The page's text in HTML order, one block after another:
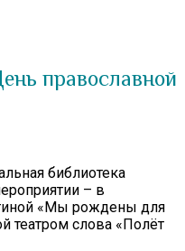
православной
библиотека
– в
«Мы рождены для
театром слова «Полёт